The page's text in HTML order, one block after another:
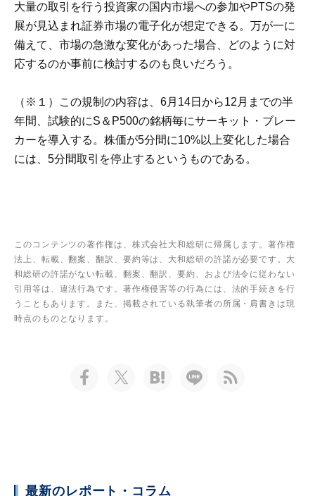
大量の取引を行う投資家の国内市場への参加やPTSの発
展が見込まれ証券市場の電子化が想定できる。万が一に
備えて、市場の急激な変化があった場合、どのように対
応するのか事前に検討するのも良いだろう。
（※１）この規制の内容は、6月14日から12月までの半
年間、試験的にS＆P500の銘柄毎にサーキット・ブレー
カーを導入する。株価が5分間に10%以上変化した場合
には、5分間取引を停止するというものである。
このコンテンツの著作権は、株式会社大和総研に帰属します。著作権
法上、転載、翻案、翻訳、要約等は、大和総研の許諾が必要です。大
和総研の許諾がない転載、翻案、翻訳、要約、および法令に従わない
引用等は、違法行為です。著作権侵害等の行為には、法的手続きを行
うこともあります。また、掲載されている執筆者の所属・肩書きは現
時点のものとなります。
最新のレポート・コラム